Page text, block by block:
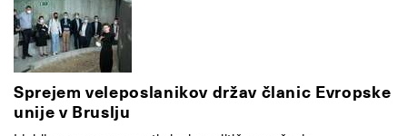
Sprejem veleposlanikov držav članic Evropske
unije v Bruslju